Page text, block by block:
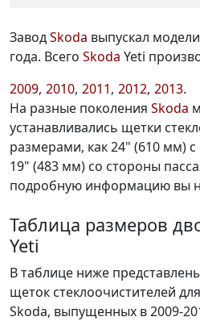
ЗаводSkoda выпускал модели
года. Всего Skoda Yeti
2009 2010 2011 2012 2013
На разные поколения Skoda
устанавливались щетки
размерами, как 24" (610 мм)
19" (483 мм) со стороны
подробную информацию вы
Таблица размеров
Yeti
В таблице ниже
щеток стеклоочистителей
Skoda, выпущенных в 2009-